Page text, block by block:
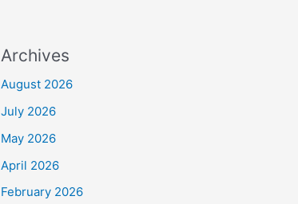
Archives
August 2026
July 2026
May 2026
April 2026
February 2026